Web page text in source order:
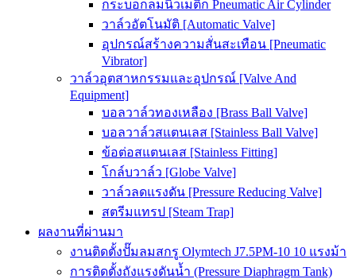
กระบอกลมนิวเมติก Pneumatic Air Cylinder
วาล์วอัตโนมัติ [Automatic Valve]
อุปกรณ์สร้างความสั่นสะเทือน [Pneumatic
Vibrator]
วาล์วอุตสาหกรรมและอุปกรณ์ [Valve And
Equipment]
บอลวาล์วทองเหลือง [Brass Ball Valve]
บอลวาล์วสแตนเลส [Stainless Ball Valve]
ข้อต่อสแตนเลส [Stainless Fitting]
โกล์บวาล์ว [Globe Valve]
วาล์วลดแรงดัน [Pressure Reducing Valve]
สตรีมแทรป [Steam Trap]
ผลงานที่ผ่านมา
งานติดตั้งปั๊มลมสกรู Olymtech J7.5PM-10 10 แรงม้า
การติดตั้งถังแรงดันน้ำ (Pressure Diaphragm Tank)